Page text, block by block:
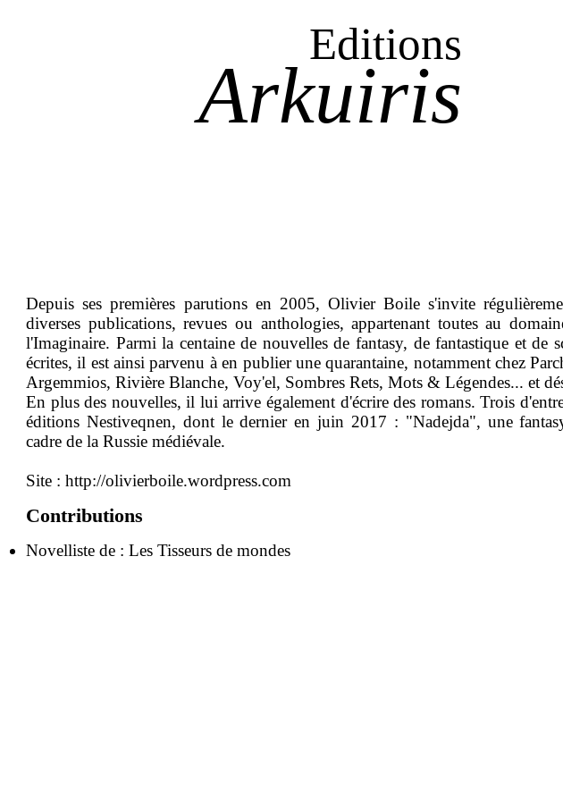
Editions
Arkuiris
Depuis ses premières parutions en 2005, Olivier Boile s'invite
diverses publications, revues ou anthologies, appartenant toutes au
l'Imaginaire. Parmi la centaine de nouvelles de fantasy, de fantastique et de
écrites, il est ainsi parvenu à en publier une quarantaine, notamment chez
Argemmios, Rivière Blanche, Voy'el, Sombres Rets, Mots & Légendes... et
En plus des nouvelles, il lui arrive également d'écrire des romans. Trois
éditions Nestiveqnen, dont le dernier en juin 2017 : "Nadejda", une
cadre de la Russie médiévale.
Site : http://olivierboile.wordpress.com
Contributions
Novelliste de : Les Tisseurs de mondes